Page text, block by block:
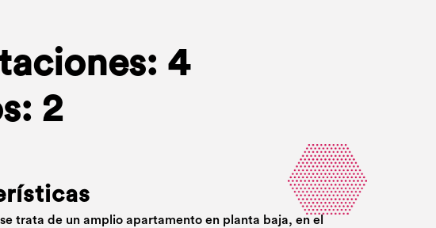
4
2
trata de un amplio apartamento en planta baja, en el